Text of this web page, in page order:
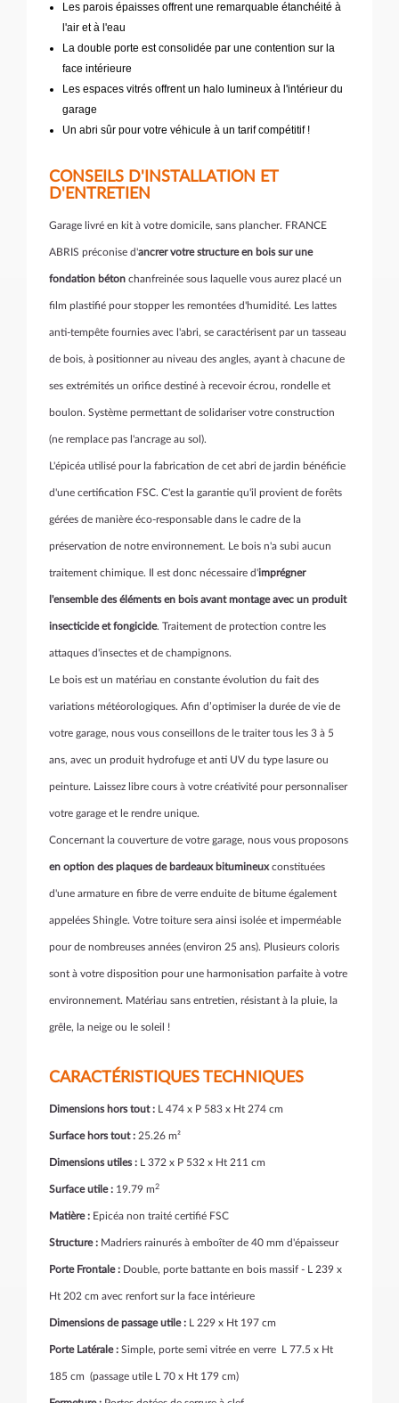
Les parois épaisses offrent une remarquable étanchéité à
l'air et à l'eau
La double porte est consolidée par une contention sur la
face intérieure
Les espaces vitrés offrent un halo lumineux à l'intérieur du
garage
Un abri sûr pour votre véhicule à un tarif compétitif !
CONSEILS D'INSTALLATION ET
D'ENTRETIEN
Garage livré en kit à votre domicile, sans plancher. FRANCE
ABRIS préconise d'ancrer votre structure en bois sur une
fondation béton chanfreinée sous laquelle vous aurez placé un
film plastifié pour stopper les remontées d'humidité. Les lattes
anti-tempête fournies avec l'abri, se caractérisent par un tasseau
de bois, à positionner au niveau des angles, ayant à chacune de
ses extrémités un orifice destiné à recevoir écrou, rondelle et
boulon. Système permettant de solidariser votre construction
(ne remplace pas l'ancrage au sol).
L'épicéa utilisé pour la fabrication de cet abri de jardin bénéficie
d'une certification FSC. C'est la garantie qu'il provient de forêts
gérées de manière éco-responsable dans le cadre de la
préservation de notre environnement. Le bois n'a subi aucun
traitement chimique. Il est donc nécessaire d'imprégner
l'ensemble des éléments en bois avant montage avec un produit
insecticide et fongicide. Traitement de protection contre les
attaques d'insectes et de champignons.
Le bois est un matériau en constante évolution du fait des
variations météorologiques. Afin d’optimiser la durée de vie de
votre garage, nous vous conseillons de le traiter tous les 3 à 5
ans, avec un produit hydrofuge et anti UV du type lasure ou
peinture. Laissez libre cours à votre créativité pour personnaliser
votre garage et le rendre unique.
Concernant la couverture de votre garage, nous vous proposons
en option des plaques de bardeaux bitumineuxconstituées
d'une armature en fibre de verre enduite de bitume également
appelées Shingle. Votre toiture sera ainsi isolée et imperméable
pour de nombreuses années (environ 25 ans). Plusieurs coloris
sont à votre disposition pour une harmonisation parfaite à votre
environnement. Matériau sans entretien, résistant à la pluie, la
grêle, la neige ou le soleil !
CARACTÉRISTIQUES TECHNIQUES
Dimensions hors tout : L 474 x P 583 x Ht 274 cm
Surface hors tout : 25.26 m²
Dimensions utiles : L 372 x P 532 x Ht 211 cm
Surface utile : 19.79 m2
Matière : Epicéa non traité certifié FSC
Structure : Madriers rainurés à emboîter de 40 mm d'épaisseur
Porte Frontale : Double, porte battante en bois massif - L 239 x
Ht 202 cm avec renfort sur la face intérieure
Dimensions de passage utile : L 229 x Ht 197 cm
Porte Latérale : Simple, porte semi vitrée en verre L 77.5 x Ht
185 cm (passage utile L 70 x Ht 179 cm)